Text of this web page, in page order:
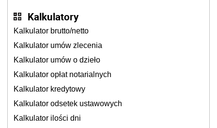
Kalkulatory
Kalkulator brutto/netto
Kalkulator umów zlecenia
Kalkulator umów o dzieło
Kalkulator opłat notarialnych
Kalkulator kredytowy
Kalkulator odsetek ustawowych
Kalkulator ilości dni